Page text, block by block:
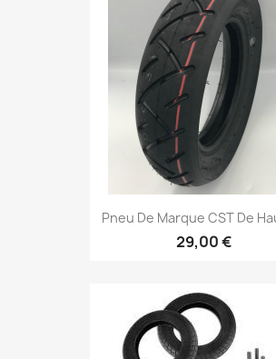
Pneu De Marque CST De
29,00 €